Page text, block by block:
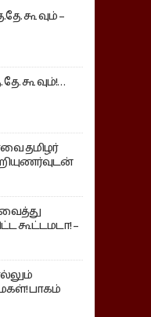
கூ வும் –
கூ வும்!…
தமிழர்
கூட்டமடா! –
பாகம்